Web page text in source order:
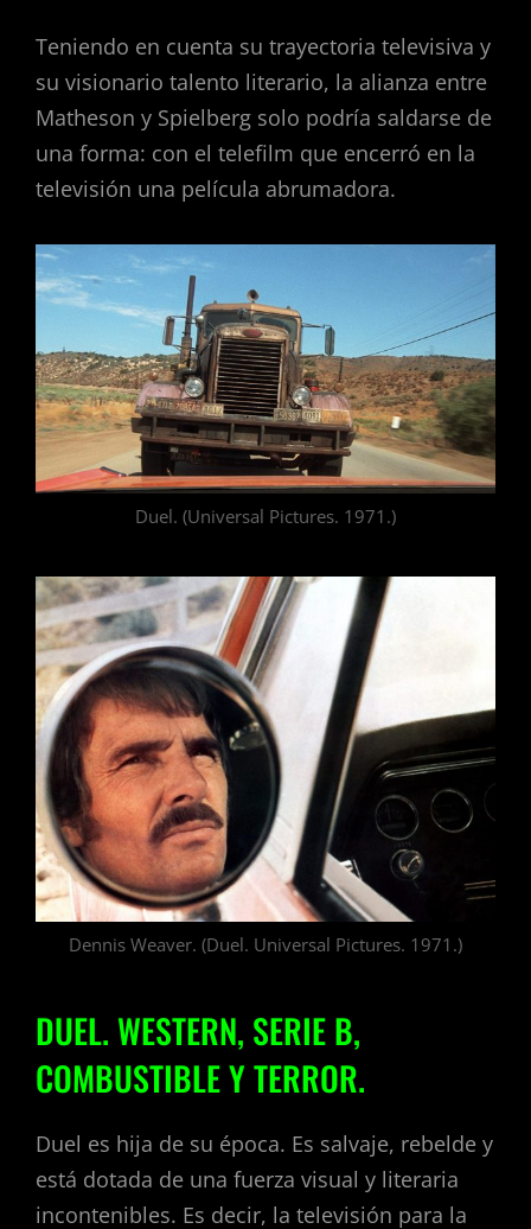
Teniendo en cuenta su trayectoria televisiva y
su visionario talento literario, la alianza entre
Matheson y Spielberg solo podría saldarse de
una forma: con el telefilm que encerró en la
televisión una película abrumadora.
Duel. (Universal Pictures. 1971.)
Dennis Weaver. (Duel. Universal Pictures. 1971.)
DUEL. WESTERN, SERIE B,
COMBUSTIBLE Y TERROR.
Duel es hija de su época. Es salvaje, rebelde y
está dotada de una fuerza visual y literaria
incontenibles. Es decir, la televisión para la